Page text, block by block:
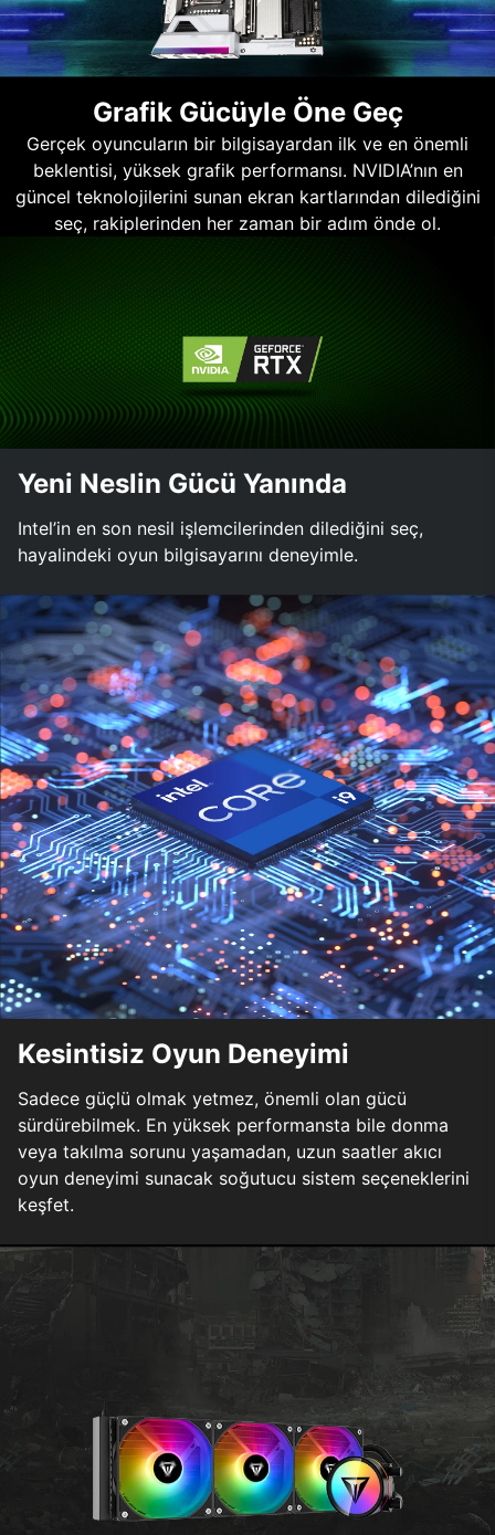
Grafik Gücüyle Öne Geç
Gerçek oyuncuların bir bilgisayardan ilk ve en önemli
beklentisi, yüksek grafik performansı. NVIDIA’nın en
güncel teknolojilerini sunan ekran kartlarından dilediğini
seç, rakiplerinden her zaman bir adım önde ol.
Yeni Neslin Gücü Yanında
Intel’in en son nesil işlemcilerinden dilediğini seç,
hayalindeki oyun bilgisayarını deneyimle.
Kesintisiz Oyun Deneyimi
Sadece güçlü olmak yetmez, önemli olan gücü
sürdürebilmek. En yüksek performansta bile donma
veya takılma sorunu yaşamadan, uzun saatler akıcı
oyun deneyimi sunacak soğutucu sistem seçeneklerini
keşfet.